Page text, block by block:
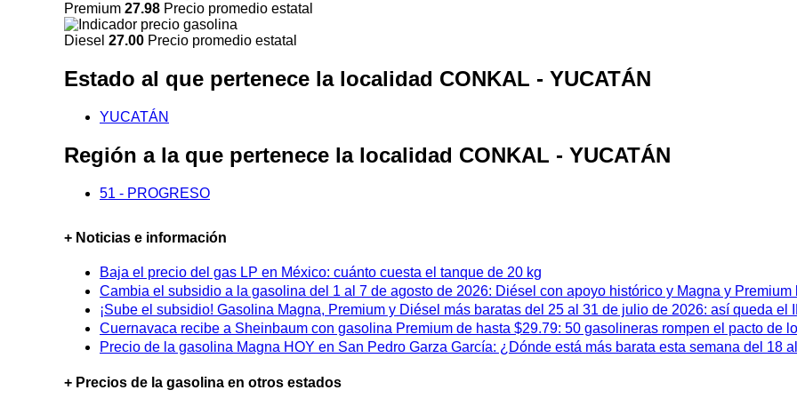
Premium 27.98 Precio promedio estatal
Diesel 27.00 Precio promedio estatal
Estado al que pertenece la localidad CONKAL - YUCATÁN
YUCATÁN
Región a la que pertenece la localidad CONKAL - YUCATÁN
51 - PROGRESO
+ Noticias e información
Baja el precio del gas LP en México: cuánto cuesta el tanque de 20 kg
Cambia el subsidio a la gasolina del 1 al 7 de agosto de 2026: Diésel con apoyo histórico y Magna y Premium
¡Sube el subsidio! Gasolina Magna, Premium y Diésel más baratas del 25 al 31 de julio de 2026: así queda el
Cuernavaca recibe a Sheinbaum con gasolina Premium de hasta $29.79: 50 gasolineras rompen el pacto de
Precio de la gasolina Magna HOY en San Pedro Garza García: ¿Dónde está más barata esta semana del 18
+ Precios de la gasolina en otros estados